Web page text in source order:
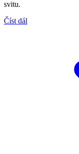
svitu.
Číst dál